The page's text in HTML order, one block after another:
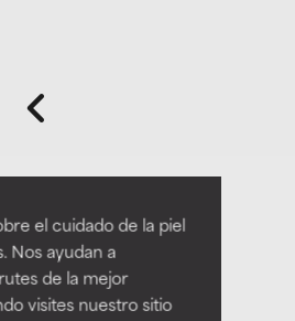
el cuidado de la piel
Nos ayudan a
de la mejor
visites nuestro sitio